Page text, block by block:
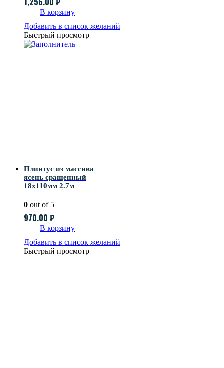
В корзину
Добавить в список желаний
Быстрый просмотр
Плинтус из массива
ясень сращенный
18х110мм 2.7м
0 out of 5
970.00 ₽
В корзину
Добавить в список желаний
Быстрый просмотр